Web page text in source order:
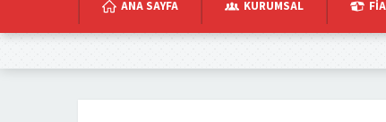
ANA SAYFA KURUMSAL